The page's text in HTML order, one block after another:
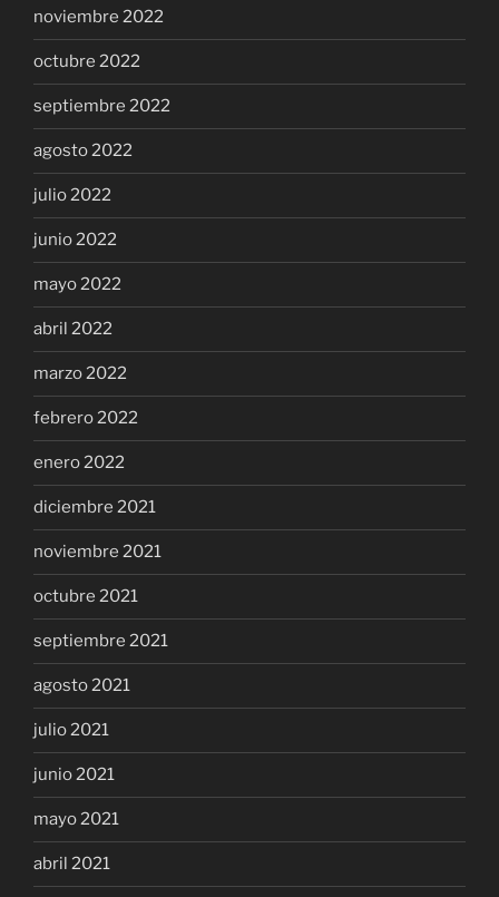
noviembre 2022
octubre 2022
septiembre 2022
agosto 2022
julio 2022
junio 2022
mayo 2022
abril 2022
marzo 2022
febrero 2022
enero 2022
diciembre 2021
noviembre 2021
octubre 2021
septiembre 2021
agosto 2021
julio 2021
junio 2021
mayo 2021
abril 2021